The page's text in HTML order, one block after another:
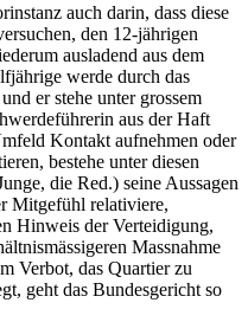
auch darin, dass diese
den 12-jährigen
ausladend aus dem
werde durch das
er stehe unter grossem
aus der Haft
Kontakt aufnehmen oder
bestehe unter diesen
die Red.) seine Aussagen
Mitgefühl relativiere,
Hinweis der Verteidigung,
Massnahme
Verbot, das Quartier zu
geht das Bundesgericht so